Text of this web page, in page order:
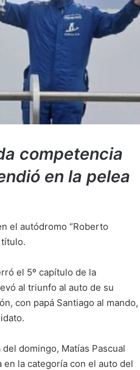
competencia
en la pelea
el autódromo “Roberto
el 5º capítulo de la
al triunfo al auto de su
con papá Santiago al mando,
domingo, Matías Pascual
la categoría con el auto del